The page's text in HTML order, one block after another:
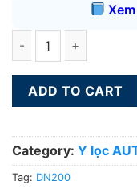
ADD TO CART
Category: Y lọc
Tag: DN200